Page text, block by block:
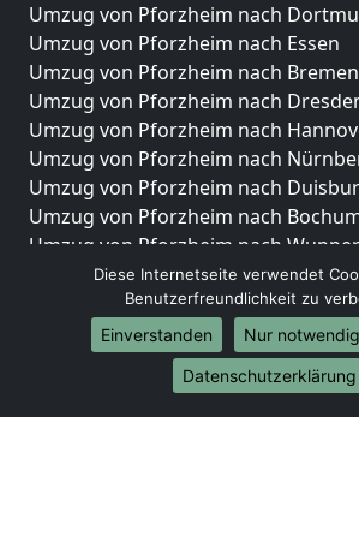
Umzug von Pforzheim nach
Umzug von Pforzheim nach Essen
Umzug von Pforzheim nach Bremen
Umzug von Pforzheim nach
Umzug von Pforzheim nach
Umzug von Pforzheim nach
Umzug von Pforzheim nach
Umzug von Pforzheim nach
Umzug von Pforzheim nach
Umzug von Pforzheim nach
Umzug von Pforzheim nach Bonn
Umzug von Pforzheim nach
Internationale-Umzüge
Umzug von Pforzheim nach
Diese Internetseite verwendet
Benutzerfreundlichkeit zu
Einverstanden
Nur
Datenschutzerklärung